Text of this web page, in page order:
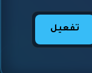
تفعيل